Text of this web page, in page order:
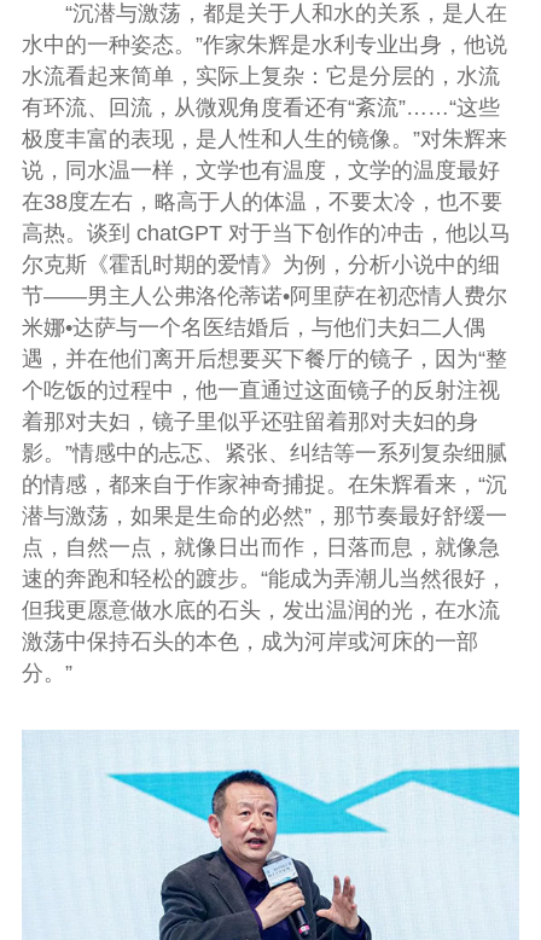
“沉潜与激荡，都是关于人和水的关系，是人在
水中的一种姿态。”作家朱辉是水利专业出身，他说
水流看起来简单，实际上复杂：它是分层的，水流
有环流、回流，从微观角度看还有“紊流”……“这些
极度丰富的表现，是人性和人生的镜像。”对朱辉来
说，同水温一样，文学也有温度，文学的温度最好
在38度左右，略高于人的体温，不要太冷，也不要
高热。谈到 chatGPT 对于当下创作的冲击，他以马
尔克斯《霍乱时期的爱情》为例，分析小说中的细
节——男主人公弗洛伦蒂诺•阿里萨在初恋情人费尔
米娜•达萨与一个名医结婚后，与他们夫妇二人偶
遇，并在他们离开后想要买下餐厅的镜子，因为“整
个吃饭的过程中，他一直通过这面镜子的反射注视
着那对夫妇，镜子里似乎还驻留着那对夫妇的身
影。”情感中的忐忑、紧张、纠结等一系列复杂细腻
的情感，都来自于作家神奇捕捉。在朱辉看来，“沉
潜与激荡，如果是生命的必然”，那节奏最好舒缓一
点，自然一点，就像日出而作，日落而息，就像急
速的奔跑和轻松的踱步。“能成为弄潮儿当然很好，
但我更愿意做水底的石头，发出温润的光，在水流
激荡中保持石头的本色，成为河岸或河床的一部
分。”